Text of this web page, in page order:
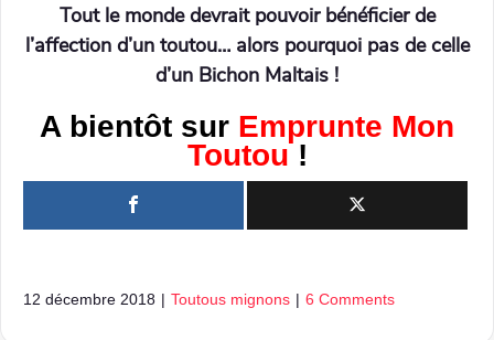
Tout le monde devrait pouvoir bénéficier de
l’affection d’un toutou… alors pourquoi pas de celle
d’un Bichon Maltais !
A bientôt sur Emprunte Mon
Toutou !
12 décembre 2018 | Toutous mignons | 6 Comments